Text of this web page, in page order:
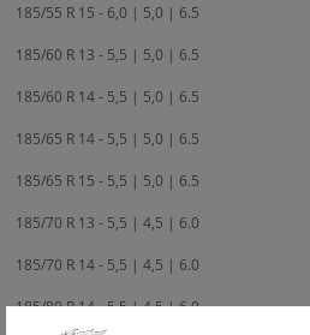
185/55 R 15 - 6,0 | 5,0 | 6.5
185/60 R 13 - 5,5 | 5,0 | 6.5
185/60 R 14 - 5,5 | 5,0 | 6.5
185/65 R 14 - 5,5 | 5,0 | 6.5
185/65 R 15 - 5,5 | 5,0 | 6.5
185/70 R 13 - 5,5 | 4,5 | 6.0
185/70 R 14 - 5,5 | 4,5 | 6.0
185/80 R 14 - 5,5 | 4,5 | 6.0